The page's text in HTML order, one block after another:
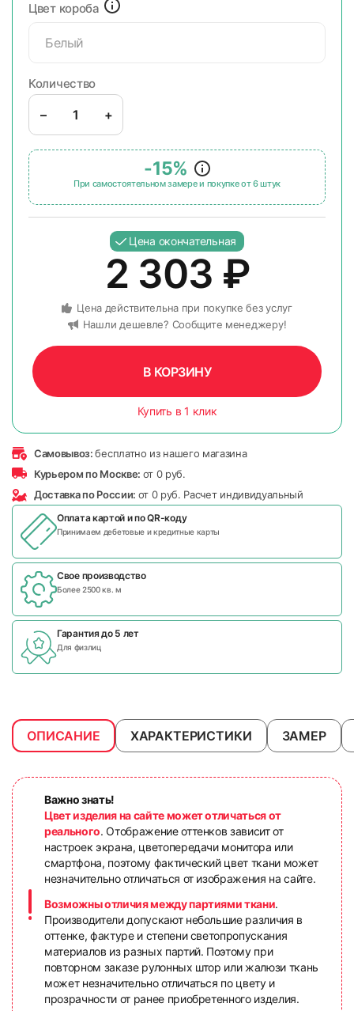
Цвет короба
Белый
Количество
– +
-15%
При самостоятельном замере и покупке от 6 штук
Цена окончательная
2 303 ₽
Цена действительна при покупке без услуг
Нашли дешевле? Сообщите менеджеру!
В КОРЗИНУ
Купить в 1 клик
Самовывоз:бесплатно из нашего магазина
Курьером по Москве: от 0 руб.
Доставка по России: от 0 руб. Расчет индивидуальный
Оплата картой и поQR-коду
Принимаем дебетовые и кредитные карты
Свое производство
Более 2500 кв. м
Гарантия до 5 лет
Для физлиц
ОПИСАНИЕ ХАРАКТЕРИСТИКИ ЗАМЕР
Важно знать!
Цвет изделия на сайте может отличаться от
реального. Отображение оттенков зависит от
настроек экрана, цветопередачи монитора или
смартфона, поэтому фактический цвет ткани может
незначительно отличаться от изображения на сайте.
Возможны отличия между партиями ткани.
Производители допускают небольшие различия в
оттенке, фактуре и степени светопропускания
материалов из разных партий. Поэтому при
повторном заказе рулонных штор или жалюзи ткань
может незначительно отличаться по цвету и
прозрачности от ранее приобретенного изделия.